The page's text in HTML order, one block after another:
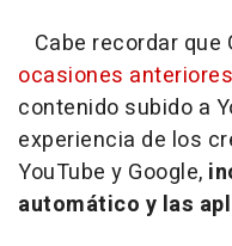
Cabe recordar que
ocasiones anteriores
contenido subido a
experiencia de los
YouTube y Google,
automático y las